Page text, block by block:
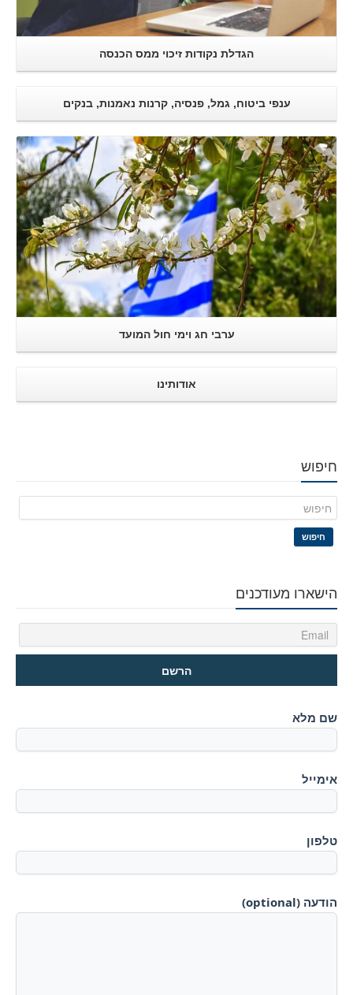
הגדלת נקודות זיכוי ממס הכנסה
ענפי ביטוח, גמל, פנסיה, קרנות נאמנות, בנקים
קרא עוד..
ערבי חג וימי חול המועד
אודותינו
חיפוש
חיפוש
הישארו מעודכנים
שם מלא
אימייל
טלפון
הודעה (optional)